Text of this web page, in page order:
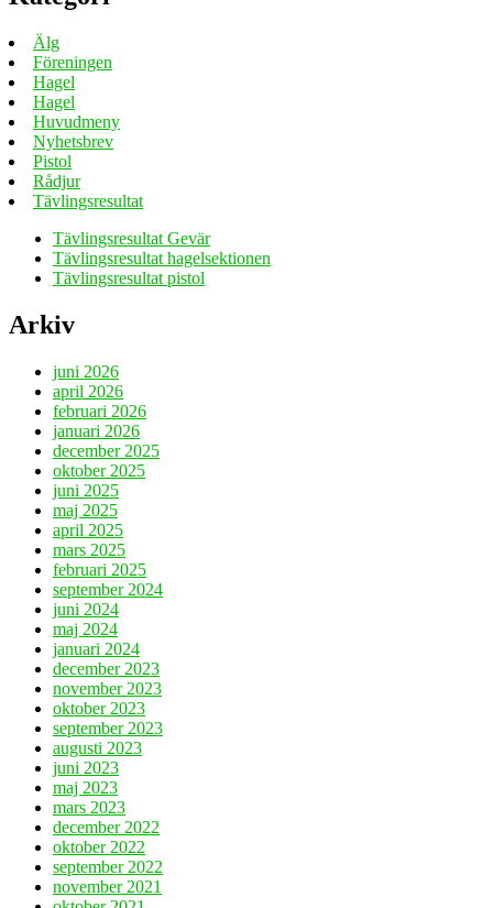
Älg
Föreningen
Hagel
Hagel
Huvudmeny
Nyhetsbrev
Pistol
Rådjur
Tävlingsresultat
Tävlingsresultat Gevär
Tävlingsresultat hagelsektionen
Tävlingsresultat pistol
Arkiv
juni 2026
april 2026
februari 2026
januari 2026
december 2025
oktober 2025
juni 2025
maj 2025
april 2025
mars 2025
februari 2025
september 2024
juni 2024
maj 2024
januari 2024
december 2023
november 2023
oktober 2023
september 2023
augusti 2023
juni 2023
maj 2023
mars 2023
december 2022
oktober 2022
september 2022
november 2021